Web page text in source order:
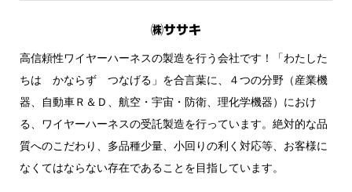
㈱ササキ
高信頼性ワイヤーハーネスの製造を行う会社です！「わたした
ちは かならず つなげる」を合言葉に、４つの分野（産業機
器、自動車Ｒ＆Ｄ、航空・宇宙・防衛、理化学機器）におけ
る、ワイヤーハーネスの受託製造を行っています。絶対的な品
質へのこだわり、多品種少量、小回りの利く対応等、お客様に
なくてはならない存在であることを目指しています。